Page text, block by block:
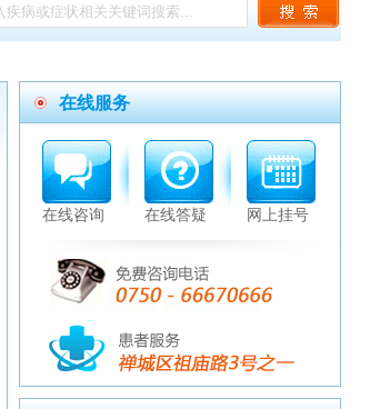
在线服务
在线咨询 在线答疑 网上挂号